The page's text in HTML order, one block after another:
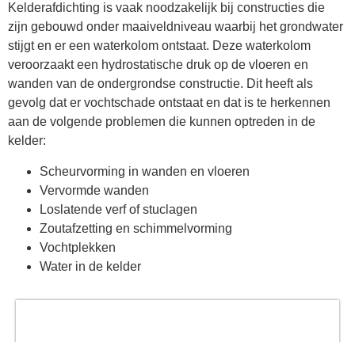
Kelderafdichting is vaak noodzakelijk bij constructies die
zijn gebouwd onder maaiveldniveau waarbij het grondwater
stijgt en er een waterkolom ontstaat. Deze waterkolom
veroorzaakt een hydrostatische druk op de vloeren en
wanden van de ondergrondse constructie. Dit heeft als
gevolg dat er vochtschade ontstaat en dat is te herkennen
aan de volgende problemen die kunnen optreden in de
kelder:
Scheurvorming in wanden en vloeren
Vervormde wanden
Loslatende verf of stuclagen
Zoutafzetting en schimmelvorming
Vochtplekken
Water in de kelder